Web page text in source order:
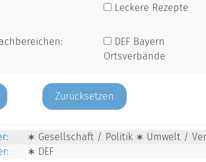
Leckere Rezepte
DEF Bayern
Ortsverbände
Zurücksetzen
∗ Gesellschaft / Politik ∗ Umwelt /
∗ DEF